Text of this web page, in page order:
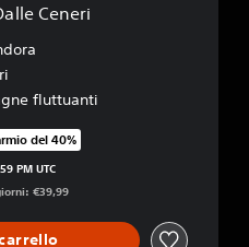
Ceneri
fluttuanti
originale di €39,99
del 40%
PM UTC
€39,99